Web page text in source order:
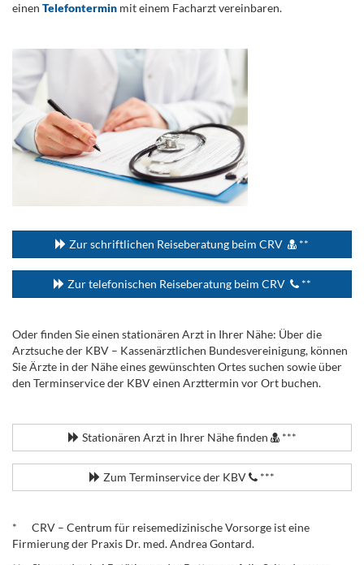
einen Telefontermin mit einem Facharzt vereinbaren.
Zur schriftlichen Reiseberatung beim CRV **
Zur telefonischen Reiseberatung beim CRV **
Oder finden Sie einen stationären Arzt in Ihrer Nähe: Über die
Arztsuche der KBV – Kassenärztlichen Bundesvereinigung, können
Sie Ärzte in der Nähe eines gewünschten Ortes suchen sowie über
den Terminservice der KBV einen Arzttermin vor Ort buchen.
Stationären Arzt in Ihrer Nähe finden ***
Zum Terminservice der KBV ***
* CRV – Centrum für reisemedizinische Vorsorge ist eine
Firmierung der Praxis Dr. med. Andrea Gontard.